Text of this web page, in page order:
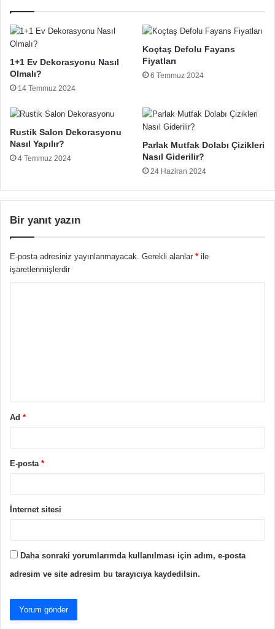
1+1 Ev Dekorasyonu Nasıl
Olmalı?
14 Temmuz 2024
Koçtaş Defolu Fayans
Fiyatları
6 Temmuz 2024
Rustik Salon Dekorasyonu
Nasıl Yapılır?
4 Temmuz 2024
Parlak Mutfak Dolabı Çizikleri
Nasıl Giderilir?
24 Haziran 2024
Bir yanıt yazın
E-posta adresiniz yayınlanmayacak. Gerekli alanlar * ile
işaretlenmişlerdir
Ad *
E-posta *
İnternet sitesi
Daha sonraki yorumlarımda kullanılması için adım, e-posta
adresim ve site adresim bu tarayıcıya kaydedilsin.